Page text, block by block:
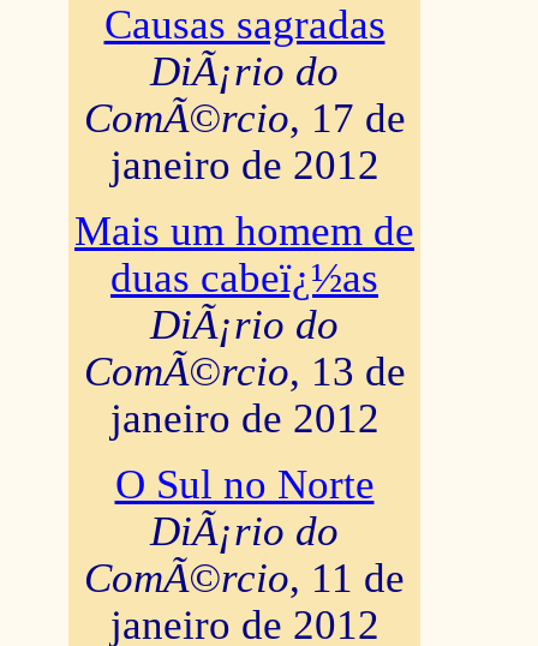
Causas sagradas
DiÃ¡rio do
ComÃ©rcio, 17 de
janeiro de 2012
Mais um homem de
duas cabeï¿½as
DiÃ¡rio do
ComÃ©rcio, 13 de
janeiro de 2012
O Sul no Norte
DiÃ¡rio do
ComÃ©rcio, 11 de
janeiro de 2012